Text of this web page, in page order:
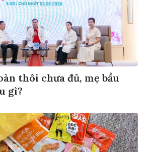
thôi chưa đủ, mẹ bầu
gì?